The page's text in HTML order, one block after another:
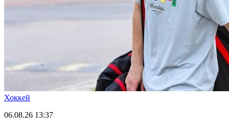
Хоккей
06.08.26 13:37